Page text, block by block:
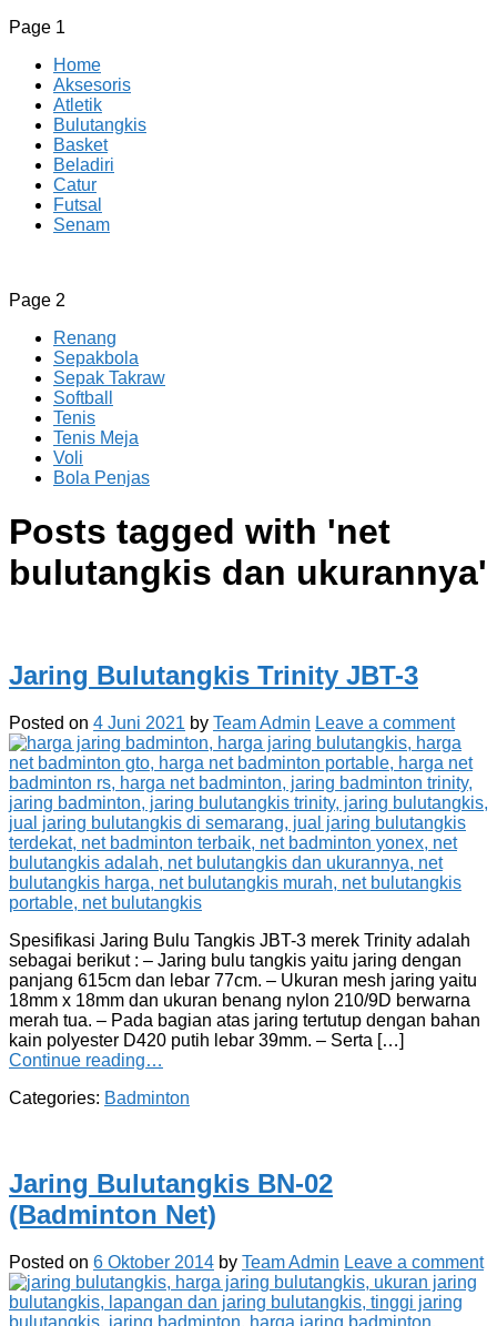
Page 1
Home
Aksesoris
Atletik
Bulutangkis
Basket
Beladiri
Catur
Futsal
Senam
CV JAYA BERSAMA Co Id
Menyediakan Semua Perlengkapan Olahraga Yang
Page 2
Renang
Sepakbola
Sepak Takraw
Softball
Tenis
Tenis Meja
Voli
Bola Penjas
Posts tagged with 'net
bulutangkis dan ukurannya'
Jaring Bulutangkis Trinity JBT-3
Posted on 4 Juni 2021 by Team Admin Leave a comment
Spesifikasi Jaring Bulu Tangkis JBT-3 merek Trinity adalah
sebagai berikut : – Jaring bulu tangkis yaitu jaring dengan
panjang 615cm dan lebar 77cm. – Ukuran mesh jaring yaitu
18mm x 18mm dan ukuran benang nylon 210/9D berwarna
merah tua. – Pada bagian atas jaring tertutup dengan bahan
kain polyester D420 putih lebar 39mm. – Serta […]
Continue reading…
Categories: Badminton
Jaring Bulutangkis BN-02
(Badminton Net)
Posted on 6 Oktober 2014 by Team Admin Leave a comment